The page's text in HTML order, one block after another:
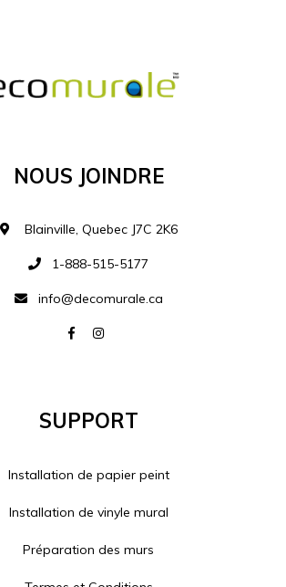
Nous Joindre
Blainville, Quebec J7C 2K6
1-888-515-5177
info@decomurale.ca
Support
Installation de papier peint
Installation de vinyle mural
Préparation des murs